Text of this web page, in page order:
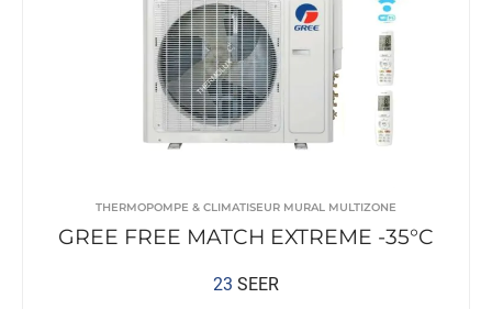
THERMOPOMPE & CLIMATISEUR MURAL MULTIZONE
GREE FREE MATCH EXTREME -35°C
23 SEER